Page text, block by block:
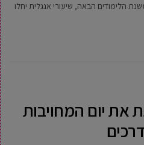
הלימודים הבאה, שיעורי אנגלית יחלו
את יום המחויבות